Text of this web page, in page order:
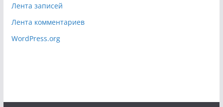
Лента записей
Лента комментариев
WordPress.org